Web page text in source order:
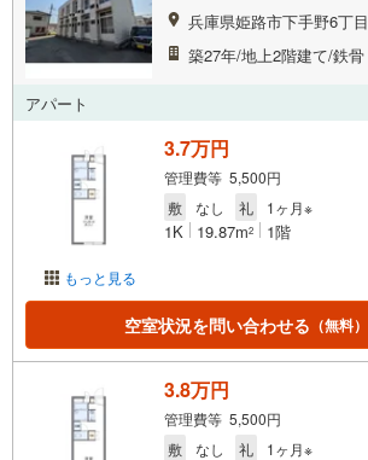
兵庫県姫路市下手野6丁目
築27年/地上2階建て/鉄骨
アパート
もっと見る
3.7万円
管理費等 5,500円
敷
なし 礼 1ヶ月※
1K 19.87m2 1階
空室状況を問い合わせる （無料）
3.8万円
管理費等 5,500円
敷
なし 礼 1ヶ月※